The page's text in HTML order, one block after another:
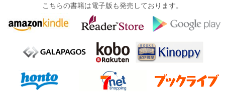
こちらの書籍は電子版も発売しております。